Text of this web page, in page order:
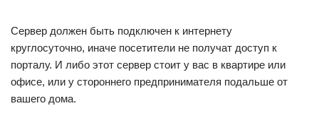
Сервер должен быть подключен к интернету
круглосуточно, иначе посетители не получат доступ к
порталу. И либо этот сервер стоит у вас в квартире или
офисе, или у стороннего предпринимателя подальше от
вашего дома.